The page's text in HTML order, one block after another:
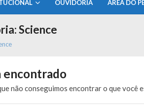
OUVIDORIA ÁREA DO
Science
encontrado
não conseguimos encontrar o que você